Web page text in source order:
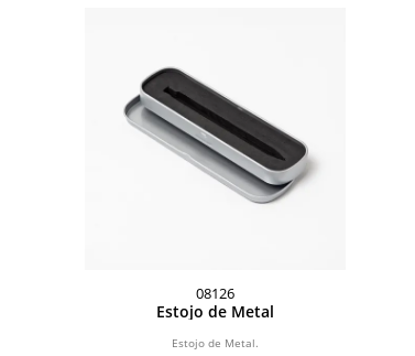
08126
Estojo de Metal
Estojo de Metal.